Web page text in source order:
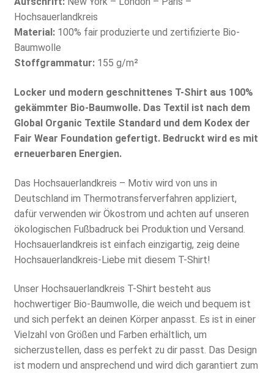
Hochsauerlandkreis
Material:100% fair produzierte und zertifizierte Bio-
Baumwolle
Stoffgrammatur:155 g/m²
Locker und modern geschnittenes T-Shirt aus 100%
gekämmter Bio-Baumwolle. Das Textil ist nach dem
Global Organic Textile Standard und dem Kodex der
Fair Wear Foundation gefertigt. Bedruckt wird es mit
erneuerbaren Energien.
Das Hochsauerlandkreis – Motiv wird von uns in
Deutschland im Thermotransferverfahren appliziert,
dafür verwenden wir Ökostrom und achten auf unseren
ökologischen Fußbadruck bei Produktion und Versand.
Hochsauerlandkreis ist einfach einzigartig, zeig deine
Hochsauerlandkreis-Liebe mit diesem T-Shirt!
Unser Hochsauerlandkreis T-Shirt besteht aus
hochwertiger Bio-Baumwolle, die weich und bequem ist
und sich perfekt an deinen Körper anpasst. Es ist in einer
Vielzahl von Größen und Farben erhältlich, um
sicherzustellen, dass es perfekt zu dir passt. Das Design
ist modern und ansprechend und wird dich garantiert zum